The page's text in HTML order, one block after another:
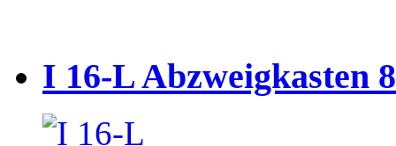
I 16-L Abzweigkasten